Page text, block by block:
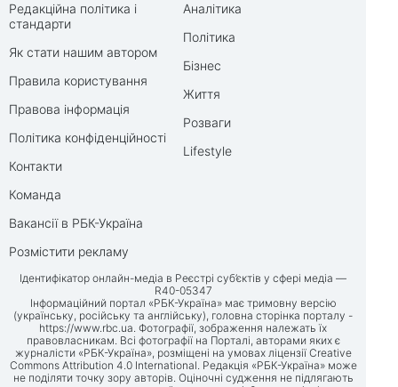
Редакційна політика і
стандарти
Як стати нашим автором
Правила користування
Правова інформація
Політика конфіденційності
Контакти
Команда
Вакансії в РБК-Україна
Розмістити рекламу
Аналітика
Політика
Бізнес
Життя
Розваги
Lifestyle
Ідентифікатор онлайн-медіа в Реєстрі суб’єктів у сфері медіа —
R40-05347
Інформаційний портал «РБК-Україна» має тримовну версію
(українську, російську та англійську), головна сторінка порталу -
https://www.rbc.ua. Фотографії, зображення належать їх
правовласникам. Всі фотографії на Порталі, авторами яких є
журналісти «РБК-Україна», розміщені на умовах ліцензії Creative
Commons Attribution 4.0 International. Редакція «РБК-Україна» може
не поділяти точку зору авторів. Оціночні судження не підлягають